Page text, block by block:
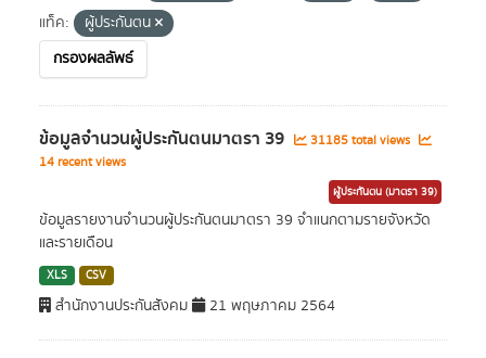
แท็ค:
ผู้ประกันตน
กรองผลลัพธ์
ข้อมูลจำนวนผู้ประกันตนมาตรา 39
31185 total views
14 recent views
ผู้ประกันตน (มาตรา 39)
ข้อมูลรายงานจำนวนผู้ประกันตนมาตรา 39 จำแนกตามรายจังหวัด
และรายเดือน
XLS CSV
สำนักงานประกันสังคม 21 พฤษภาคม 2564